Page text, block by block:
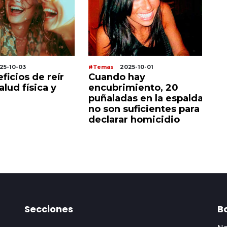
10-03
de reír
física y
#Temas 2025-10-01
Cuando hay
encubrimiento, 20
puñaladas en la espalda
no son suficientes para
declarar homicidio
Secciones